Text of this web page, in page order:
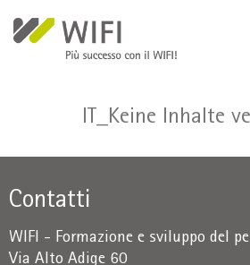
IT_Keine Inhalte
Contatti
WIFI - Formazione e sviluppo del
Via Alto Adige 60